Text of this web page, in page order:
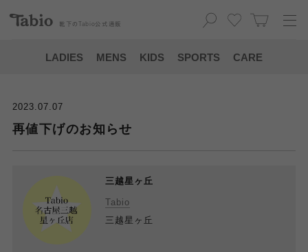
靴下の Tabio 公式通販
LADIES MENS KIDS SPORTS CARE
2023.07.07
再値下げのお知らせ
三越星ヶ丘
Tabio
三越星ヶ丘